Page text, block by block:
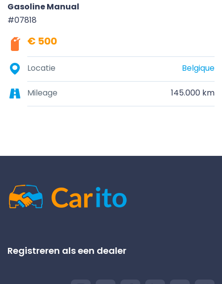
Gasoline Manual
#07818
€ 500
Locatie Belgique
Mileage 145.000 km
Registreren als een dealer